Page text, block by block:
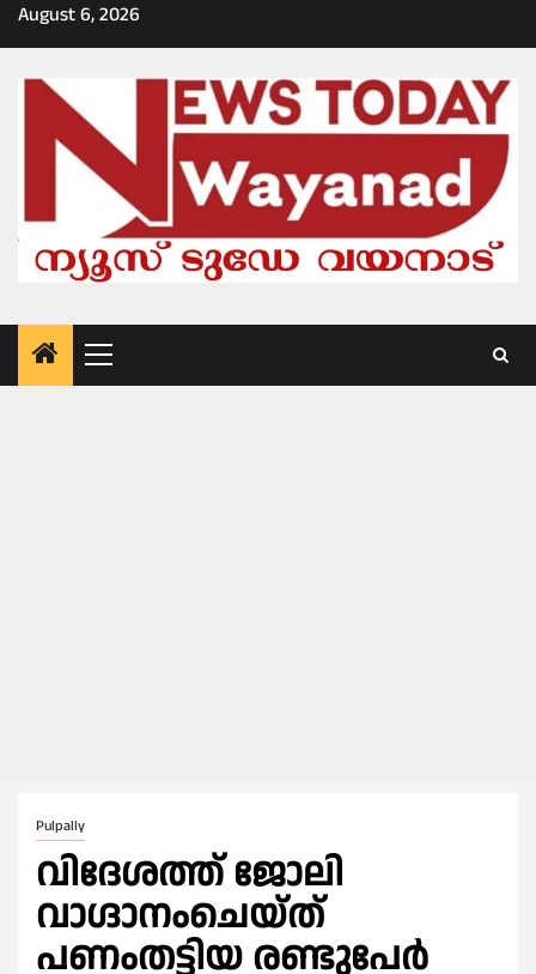
Skip
to
August 6, 2026
Primary
Menu
Pulpally
വിദേശത്ത് ജോലി
വാഗ്ദാനംചെയ്ത്
പണംതട്ടിയ രണ്ടുപേർ